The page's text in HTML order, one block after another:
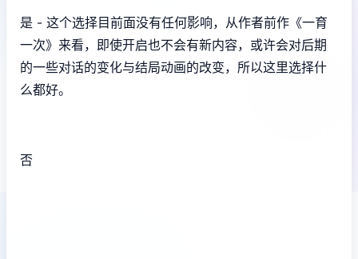
是 - 这个选择目前面没有任何影响，从作者前作《一育
一次》来看，即使开启也不会有新内容，或许会对后期
的一些对话的变化与结局动画的改变，所以这里选择什
么都好。
否